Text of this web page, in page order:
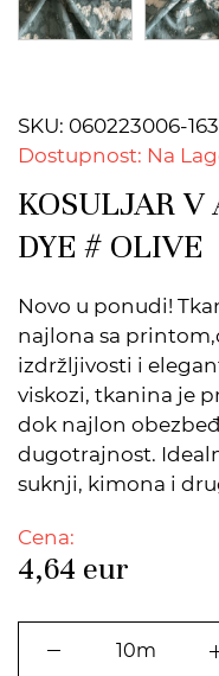
SKU: 060223006-
Dostupnost: Na
KOSULJAR V
DYE # OLIVE
Novo u ponudi!
najlona sa
izdržljivosti i
viskozi, tkanina je
dok najlon
dugotrajnost.
suknji, kimona i
Cena:
4,64 eur